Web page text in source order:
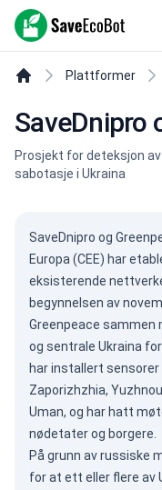
SaveEcoBot
Plattformer
SaveDnipro
Prosjekt for deteksjon
sabotasje i Ukraina
SaveDnipro og
Europa (CEE) har
eksisterende
begynnelsen av
Greenpeace sammen
og sentrale Ukraina
har installert
Zaporizhzhia,
Uman, og har hatt
nødetater og borgere.
På grunn av russiske
for at ett eller flere av